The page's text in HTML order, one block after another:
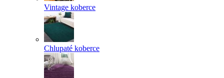
Vintage koberce
Chlupaté koberce